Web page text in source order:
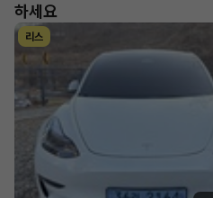
하세요
리스